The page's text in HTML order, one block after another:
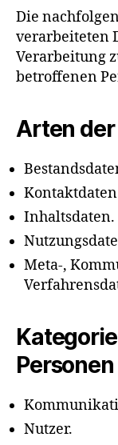
Die
verarbeiteten
Verarbeitung
betroffenen
Arten
Inhaltsdaten.
Meta-,
Personen
Nutzer.